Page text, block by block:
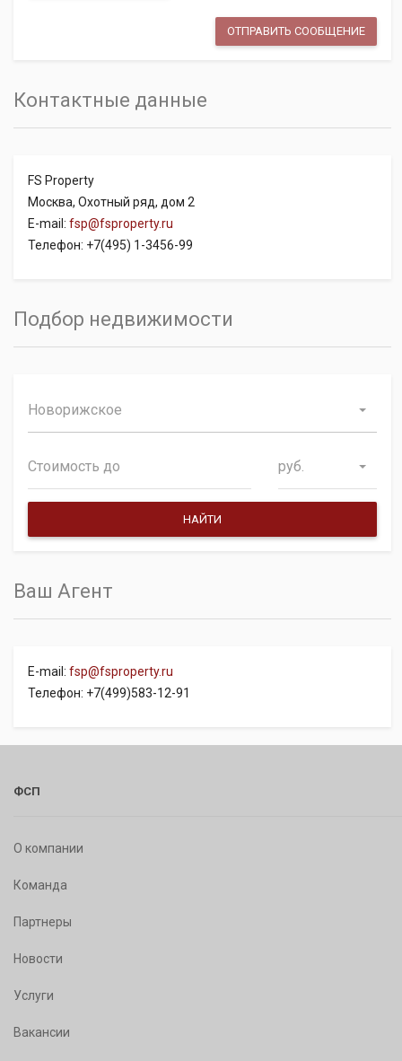
Контактные данные
FS Property
Москва, Охотный ряд, дом 2
E-mail: fsp@fsproperty.ru
Телефон: +7(495) 1-3456-99
Подбор недвижимости
Новорижское
руб.
Ваш Агент
E-mail: fsp@fsproperty.ru
Телефон: +7(499)583-12-91
ФСП
О компании
Команда
Партнеры
Новости
Услуги
Вакансии